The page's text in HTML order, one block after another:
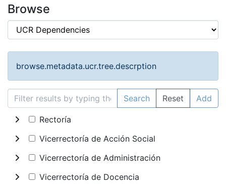
Browse
browse.metadata.ucr.tree.descrption
Search Reset Add
Rectoría
Vicerrectoría de Acción Social
Vicerrectoría de Administración
Vicerrectoría de Docencia